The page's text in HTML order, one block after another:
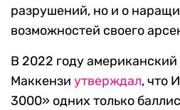
разрушений, но и о
возможностей своего
В 2022 году американский
Маккензи утверждал, что
3000» одних только